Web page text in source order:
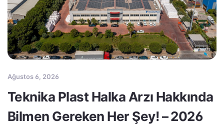
Ağustos 6, 2026
Teknika Plast Halka Arzı Hakkında
Bilmen Gereken Her Şey! – 2026